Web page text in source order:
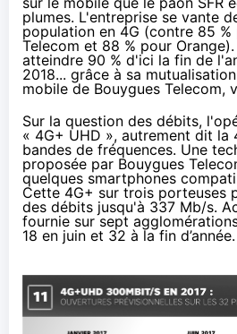
plumes. L'entreprise se vante
population en 4G (contre 85 %
Telecom et 88 % pour Orange
atteindre 90 % d'ici la fin de
2018... grâce à sa
mobile de Bouygues Telecom,
Sur la question des débits,
« 4G+ UHD », autrement dit la
bandes de fréquences. Une
proposée par Bouygues
quelques smartphones
Cette 4G+ sur trois porteuses
des débits jusqu'à 337 Mb/s.
fournie sur sept
18 en juin et 32 à la fin d’année.